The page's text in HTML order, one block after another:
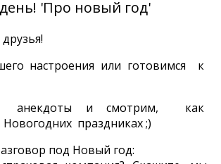
'Про новый год'
настроения или готовимся к
анекдоты и смотрим, как
Новогодних праздниках ;)
под Новый год: